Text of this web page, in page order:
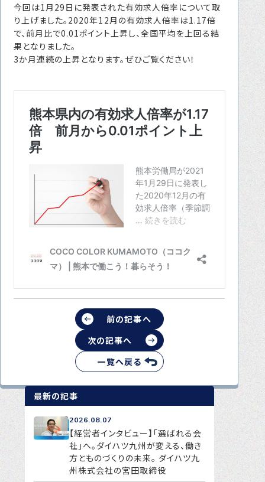
転職をお考えの方へ
転職エージェントサービス
キャリア採用をお考えの企業様へ
独自の採用スキーム
プライバシーポリシー
今回は1 月29日に発表された有効求人倍率について取
り上げました。 2020年12月の有効求人倍率は1.17倍
で、前月比で0.01ポイント上昇し、全国平均を上回る結
果となりました。
3か月連続の上昇となります。ぜひご覧ください！
前の記事へ
一覧へ戻る
次の記事へ
最新の記事
2026.08.07
【経営者インタビュー】「選ばれる会
社」へ。ダイハツ九州が変える、働き
方とものづくりの未来。 ダイハツ九
州株式会社の宮田取締役